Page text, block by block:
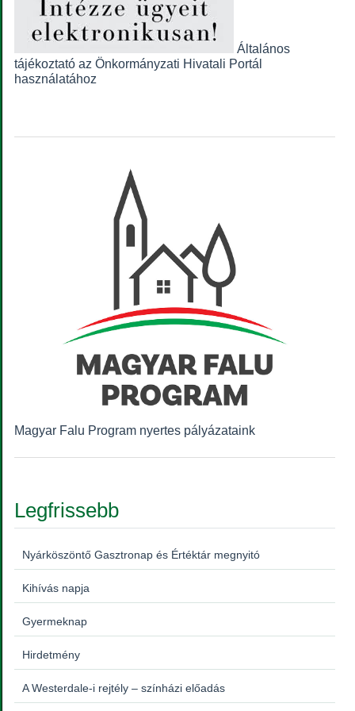
Általános
tájékoztató az Önkormányzati Hivatali Portál
használatához
Magyar Falu Program nyertes pályázataink
Legfrissebb
Nyárköszöntő Gasztronap és Értéktár megnyitó
Kihívás napja
Gyermeknap
Hirdetmény
A Westerdale-i rejtély – színházi előadás